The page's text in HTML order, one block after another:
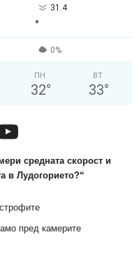
31.4
°
0%
ПН
32°
ВТ
33°
средната скорост и
в Лудогорието?“
пред камерите